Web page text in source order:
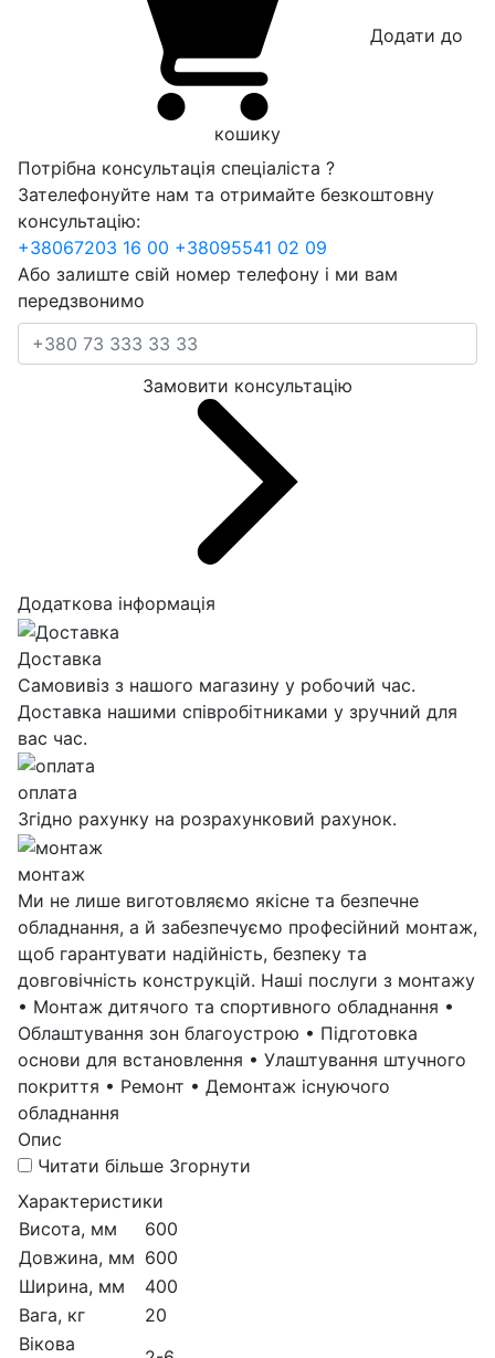
кошику
Потрібна консультація спеціаліста ?
Зателефонуйте нам та отримайте безкоштовну
консультацію:
+38067203 16 00 +38095541 02 09
Або залиште свій номер телефону і ми вам
передзвонимо
Замовити консультацію
Додаткова інформація
Доставка
Самовивіз з нашого магазину у робочий час.
Доставка нашими співробітниками у зручний для
вас час.
оплата
Згідно рахунку на розрахунковий рахунок.
монтаж
Ми не лише виготовляємо якісне та безпечне
обладнання, а й забезпечуємо професійний монтаж,
щоб гарантувати надійність, безпеку та
довговічність конструкцій. Наші послуги з монтажу
• Монтаж дитячого та спортивного обладнання •
Облаштування зон благоустрою • Підготовка
основи для встановлення • Улаштування штучного
покриття • Ремонт • Демонтаж існуючого
обладнання
Опис
Читати більше Згорнути
Характеристики
Висота, мм
600
Довжина, мм 600
Ширина, мм
400
Вага, кг
20
Вікова